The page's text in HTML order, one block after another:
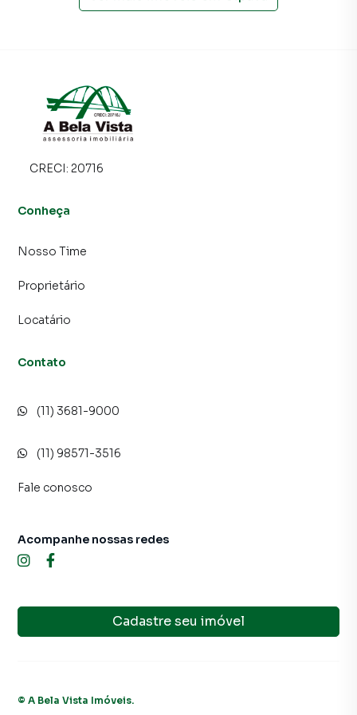
CRECI: 20716
Conheça
Nosso Time
Proprietário
Locatário
Contato
(11) 3681-9000
(11) 98571-3516
Fale conosco
Cadastre seu imóvel
Acompanhe nossas redes
© A Bela Vista Imóveis.